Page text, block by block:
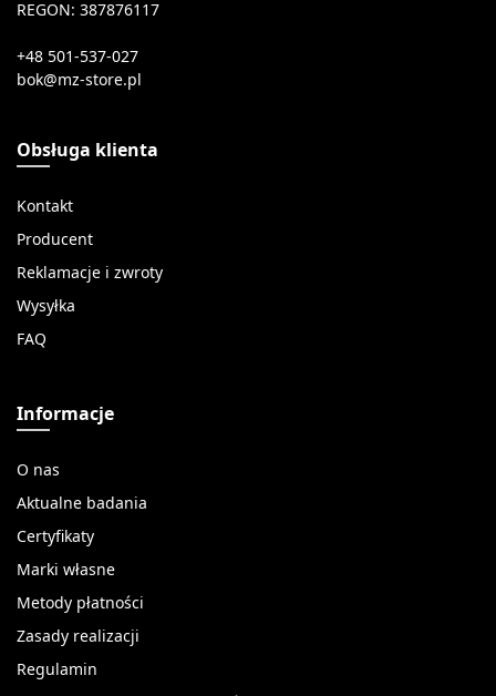
REGON: 387876117
+48 501-537-027
Obsługa klienta
Kontakt
Producent
Reklamacje i zwroty
Wysyłka
FAQ
Informacje
O nas
Aktualne badania
Certyfikaty
Marki własne
Metody płatności
Zasady realizacji
Regulamin